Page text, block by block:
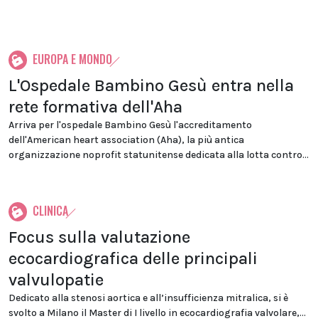
EUROPA E MONDO
L'Ospedale Bambino Gesù entra nella
rete formativa dell'Aha
Arriva per l'ospedale Bambino Gesù l'accreditamento
dell'American heart association (Aha), la più antica
organizzazione noprofit statunitense dedicata alla lotta contro...
CLINICA
Focus sulla valutazione
ecocardiografica delle principali
valvulopatie
Dedicato alla stenosi aortica e all’insufficienza mitralica, si è
svolto a Milano il Master di I livello in ecocardiografia valvolare,...